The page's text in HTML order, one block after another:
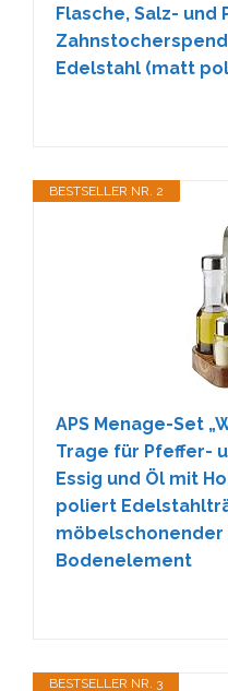
Flasche, Salz- und
Edelstahl (matt
BESTSELLER NR. 2
APS Menage-Set
Trage für Pfeffer-
Essig und Öl mit
poliert
Bodenelement
BESTSELLER NR. 3